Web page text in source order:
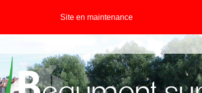
Site en maintenance